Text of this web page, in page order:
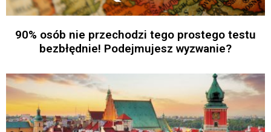
90% osób nie przechodzi tego prostego testu
bezbłędnie! Podejmujesz wyzwanie?